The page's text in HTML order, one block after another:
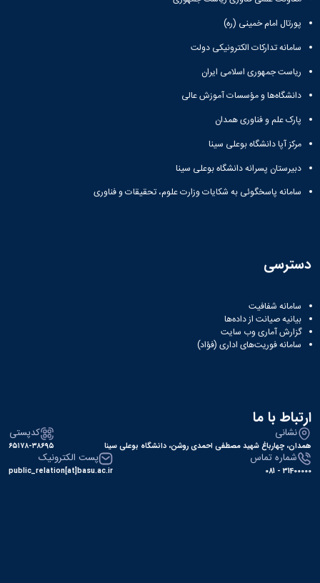
پورتال امام خمینی (ره)
سامانه تدارکات الکترونیکی دولت
ریاست جمهوری اسلامی ایران
دانشگاه‌ها و مؤسسات آموزش عالی
پارک علم و فناوری همدان
مرکز آپا دانشگاه بوعلی سینا
دبیرستان پسرانه دانشگاه بوعلی سینا
سامانه پاسخگوئی به شکایات وزارت علوم، تحقیقات و فناوری
دسترسی
سامانه شفافیت
بیانیه صیانت از داده‌ها
گزارش آماری وب‌ سایت
سامانه فوریت‌های اداری (فؤاد)
ارتباط با ما
نشانی
همدان، چهارباغ شهید مصطفی احمدی روشن، دانشگاه بوعلی سینا
کدپستی
۶۵۱۷۸-۳۸۶۹۵
شماره تماس
31400000 - 081
پست الکترونیک
public_relation[at]basu.ac.ir